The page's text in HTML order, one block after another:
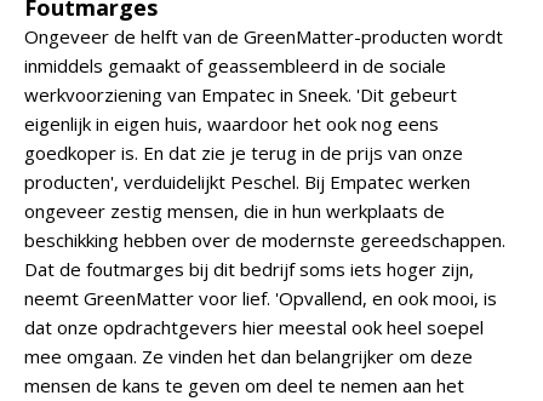
Foutmarges
Ongeveer de helft van de GreenMatter-producten wordt
inmiddels gemaakt of geassembleerd in de sociale
werkvoorziening van Empatec in Sneek. 'Dit gebeurt
eigenlijk in eigen huis, waardoor het ook nog eens
goedkoper is. En dat zie je terug in de prijs van onze
producten', verduidelijkt Peschel. Bij Empatec werken
ongeveer zestig mensen, die in hun werkplaats de
beschikking hebben over de modernste gereedschappen.
Dat de foutmarges bij dit bedrijf soms iets hoger zijn,
neemt GreenMatter voor lief. 'Opvallend, en ook mooi, is
dat onze opdrachtgevers hier meestal ook heel soepel
mee omgaan. Ze vinden het dan belangrijker om deze
mensen de kans te geven om deel te nemen aan het